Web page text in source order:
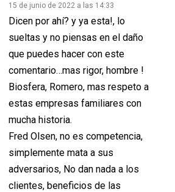
15 de junio de 2022 a las 14:33
Dicen por ahí? y ya esta!, lo
sueltas y no piensas en el daño
que puedes hacer con este
comentario…mas rigor, hombre !
Biosfera, Romero, mas respeto a
estas empresas familiares con
mucha historia.
Fred Olsen, no es competencia,
simplemente mata a sus
adversarios, No dan nada a los
clientes, beneficios de las